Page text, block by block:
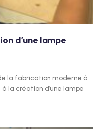
d’une lampe
la fabrication moderne à
la création d’une lampe